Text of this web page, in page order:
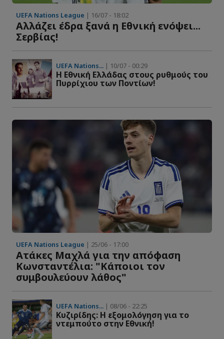
UEFA Nations League | 16/07 - 18:02
Αλλάζει έδρα ξανά η Εθνική ενόψει...
Σερβίας!
UEFA Nations... | 10/07 - 00:29
Η Εθνική Ελλάδας στους ρυθμούς του
Πυρρίχιου των Ποντίων!
UEFA Nations League | 25/06 - 17:00
Ατάκες Μαχλά για την απόφαση
Κωνσταντέλια: "Κάποιοι τον
συμβουλεύουν λάθος"
UEFA Nations... | 08/06 - 22:25
Kυζιρίδης: Η εξομολόγηση για το
ντεμπούτο στην Εθνική!